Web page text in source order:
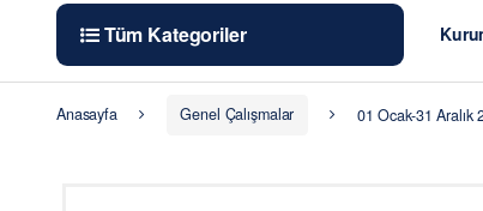
Tüm Kategoriler
Anasayfa Genel Çalışmalar 01 Ocak-31